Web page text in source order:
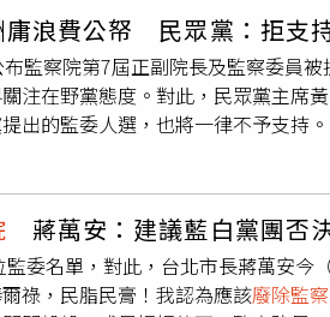
始得通過。以目前113席立委計算，
真的主張廢除監察院，國民黨身為
社會都可以討論，但現在只看到國
界其實都很願意談。蔡其昌指出，
這就只是在人事案上進行政治操作
如果藍白都認為監察院不應存在，
、法律面進行修法，呈現出來的就
，「因為在野黨只要看到民進黨就
庸浪費公帑 民眾黨：拒支
監察院第7屆正副院長及監察委員
注在野黨態度。對此，民眾黨主席
出的監委人選，也將一律不予支持
今天宣布，總統賴清德提名前任台
27人擔任監委。相關人事案將函送
昌表示，民眾黨始終堅持
黨提出的所有監委人選，也將一律
公帑，民眾黨立場明確，就是刪除
蔣萬安：建議藍白黨團否
委名單，對此，台北市長蔣萬安
祿，民脂民膏！我認為應該廢除監